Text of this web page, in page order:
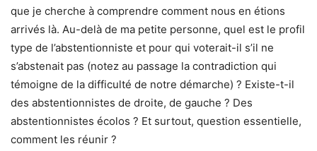
que je cherche à comprendre comment nous en étions
arrivés là. Au-delà de ma petite personne, quel est le profil
type de l’abstentionniste et pour qui voterait-il s’il ne
s’abstenait pas (notez au passage la contradiction qui
témoigne de la difficulté de notre démarche) ? Existe-t-il
des abstentionnistes de droite, de gauche ? Des
abstentionnistes écolos ? Et surtout, question essentielle,
comment les réunir ?